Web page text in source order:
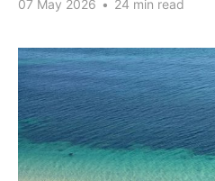
07 May 2026 • 24 min read